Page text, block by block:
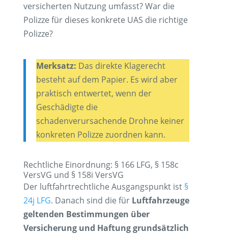
versicherten Nutzung umfasst? War die
Polizze für dieses konkrete UAS die richtige
Polizze?
Merksatz: Das direkte Klagerecht
besteht auf dem Papier. Es wird aber
praktisch entwertet, wenn der
Geschädigte die
schadenverursachende Drohne keiner
konkreten Polizze zuordnen kann.
Rechtliche Einordnung: § 166 LFG, § 158c
VersVG und § 158i VersVG
Der luftfahrtrechtliche Ausgangspunkt ist §
24j LFG. Danach sind die für Luftfahrzeuge
geltenden Bestimmungen über
Versicherung und Haftung grundsätzlich